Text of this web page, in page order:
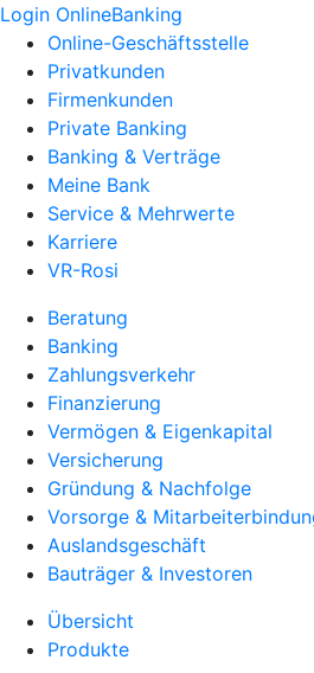
Login OnlineBanking
Online-Geschäftsstelle
Privatkunden
Firmenkunden
Private Banking
Banking & Verträge
Meine Bank
Service & Mehrwerte
Karriere
VR-Rosi
Beratung
Banking
Zahlungsverkehr
Finanzierung
Vermögen & Eigenkapital
Versicherung
Gründung & Nachfolge
Vorsorge &
Auslandsgeschäft
Bauträger & Investoren
Übersicht
Produkte